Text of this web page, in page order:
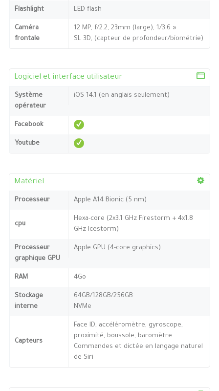
Flashlight LED flash
Caméra
frontale
12 MP, f/2.2, 23mm (large), 1/3.6 »
SL 3D, (capteur de profondeur/biométrie)
Logiciel et interface utilisateur
Système
opérateur
iOS 14.1 (en anglais seulement)
Facebook
Youtube
Matériel
Processeur Apple A14 Bionic (5 nm)
cpu
Hexa-core (2x3.1 GHz Firestorm + 4x1.8
GHz Icestorm)
Processeur
graphique GPU
Apple GPU (4-core graphics)
RAM 4Go
Stockage
interne
64GB/128GB/256GB
NVMe
Capteurs
Face ID, accéléromètre, gyroscope,
proximité, boussole, baromètre
Commandes et dictée en langage naturel
de Siri